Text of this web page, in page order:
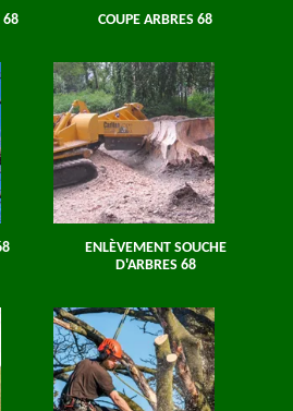
68 COUPE ARBRES 68
ENLÈVEMENT SOUCHE
D'ARBRES 68